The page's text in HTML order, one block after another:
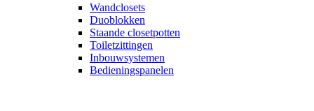
Wandclosets
Duoblokken
Staande closetpotten
Toiletzittingen
Inbouwsystemen
Bedieningspanelen